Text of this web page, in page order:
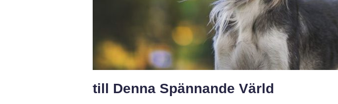
till Denna Spännande Värld